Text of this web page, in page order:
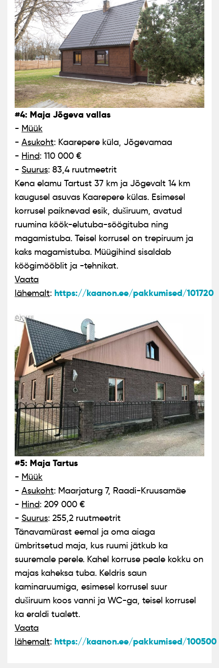
#4: Maja Jõgeva vallas
- Müük
- Asukoht: Kaarepere küla, Jõgevamaa
- Hind: 110 000 €
- Suurus: 83,4 ruutmeetrit
Kena elamu Tartust 37 km ja Jõgevalt 14 km
kaugusel asuvas Kaarepere külas. Esimesel
korrusel paiknevad esik, duširuum, avatud
ruumina köök-elutuba-söögituba ning
magamistuba. Teisel korrusel on trepiruum ja
kaks magamistuba. Müügihind sisaldab
köögimööblit ja -tehnikat.
Vaata
lähemalt: https://kaanon.ee/pakkumised/101720
#5: Maja Tartus
- Müük
- Asukoht: Maarjaturg 7, Raadi-Kruusamäe
- Hind: 209 000 €
- Suurus: 255,2 ruutmeetrit
Tänavamürast eemal ja oma aiaga
ümbritsetud maja, kus ruumi jätkub ka
suuremale perele. Kahel korruse peale kokku on
majas kaheksa tuba. Keldris saun
kaminaruumiga, esimesel korrusel suur
duširuum koos vanni ja WC-ga, teisel korrusel
ka eraldi tualett.
Vaata
lähemalt: https://kaanon.ee/pakkumised/100500